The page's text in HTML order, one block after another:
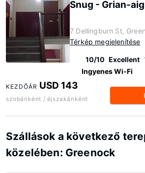
Snug - Grian-
7 Dellingburn St,
Térkép megjelenítése
10/10 Excellent
Ingyenes Wi-Fi
KEZDŐÁR USD 143
szobánként / éjszakánként
Szállások a következő
közelében: Greenock